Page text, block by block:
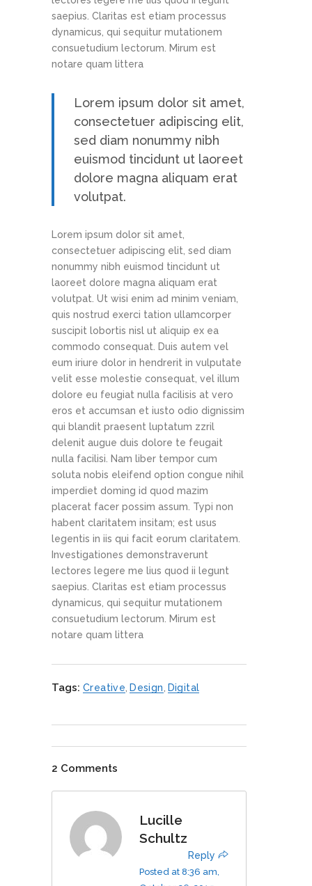
saepius. Claritas est etiam processus
dynamicus, qui sequitur mutationem
consuetudium lectorum. Mirum est
notare quam littera
Lorem ipsum dolor sit amet,
consectetuer adipiscing elit,
sed diam nonummy nibh
euismod tincidunt ut laoreet
dolore magna aliquam erat
volutpat.
Lorem ipsum dolor sit amet,
consectetuer adipiscing elit, sed diam
nonummy nibh euismod tincidunt ut
laoreet dolore magna aliquam erat
volutpat. Ut wisi enim ad minim veniam,
quis nostrud exerci tation ullamcorper
suscipit lobortis nisl ut aliquip ex ea
commodo consequat. Duis autem vel
eum iriure dolor in hendrerit in vulputate
velit esse molestie consequat, vel illum
dolore eu feugiat nulla facilisis at vero
eros et accumsan et iusto odio dignissim
qui blandit praesent luptatum zzril
delenit augue duis dolore te feugait
nulla facilisi. Nam liber tempor cum
soluta nobis eleifend option congue nihil
imperdiet doming id quod mazim
placerat facer possim assum. Typi non
habent claritatem insitam; est usus
legentis in iis qui facit eorum claritatem.
Investigationes demonstraverunt
lectores legere me lius quod ii legunt
saepius. Claritas est etiam processus
dynamicus, qui sequitur mutationem
consuetudium lectorum. Mirum est
notare quam littera
Tags: Creative Design Digital
2 Comments
Lucille
Schultz
Reply
Posted at 8:36 am,